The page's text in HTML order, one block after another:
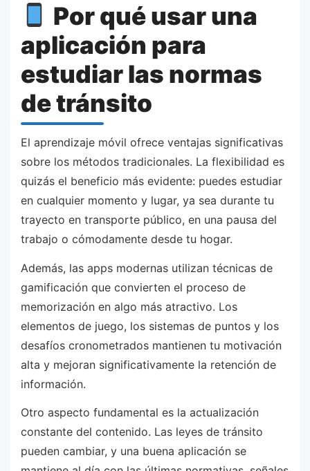
Por qué usar una
aplicación para
estudiar las normas
de tránsito
El aprendizaje móvil ofrece ventajas significativas
sobre los métodos tradicionales. La flexibilidad es
quizás el beneficio más evidente: puedes estudiar
en cualquier momento y lugar, ya sea durante tu
trayecto en transporte público, en una pausa del
trabajo o cómodamente desde tu hogar.
Además, las apps modernas utilizan técnicas de
gamificación que convierten el proceso de
memorización en algo más atractivo. Los
elementos de juego, los sistemas de puntos y los
desafíos cronometrados mantienen tu motivación
alta y mejoran significativamente la retención de
información.
Otro aspecto fundamental es la actualización
constante del contenido. Las leyes de tránsito
pueden cambiar, y una buena aplicación se